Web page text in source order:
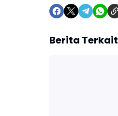
Berita Terkait